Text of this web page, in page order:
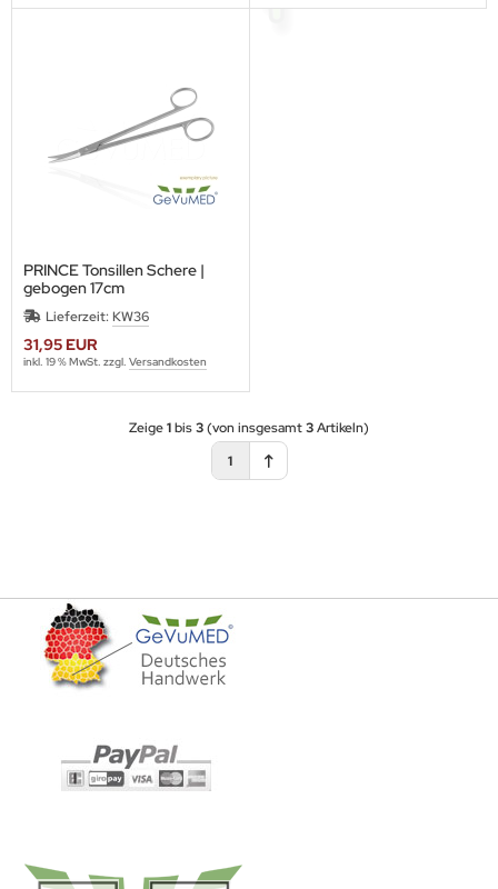
PRINCE Tonsillen Schere |
gebogen 17cm
Lieferzeit: KW36
31,95 EUR
inkl. 19 % MwSt. zzgl. Versandkosten
Zeige1bis3(von insgesamt3Artikeln)
1